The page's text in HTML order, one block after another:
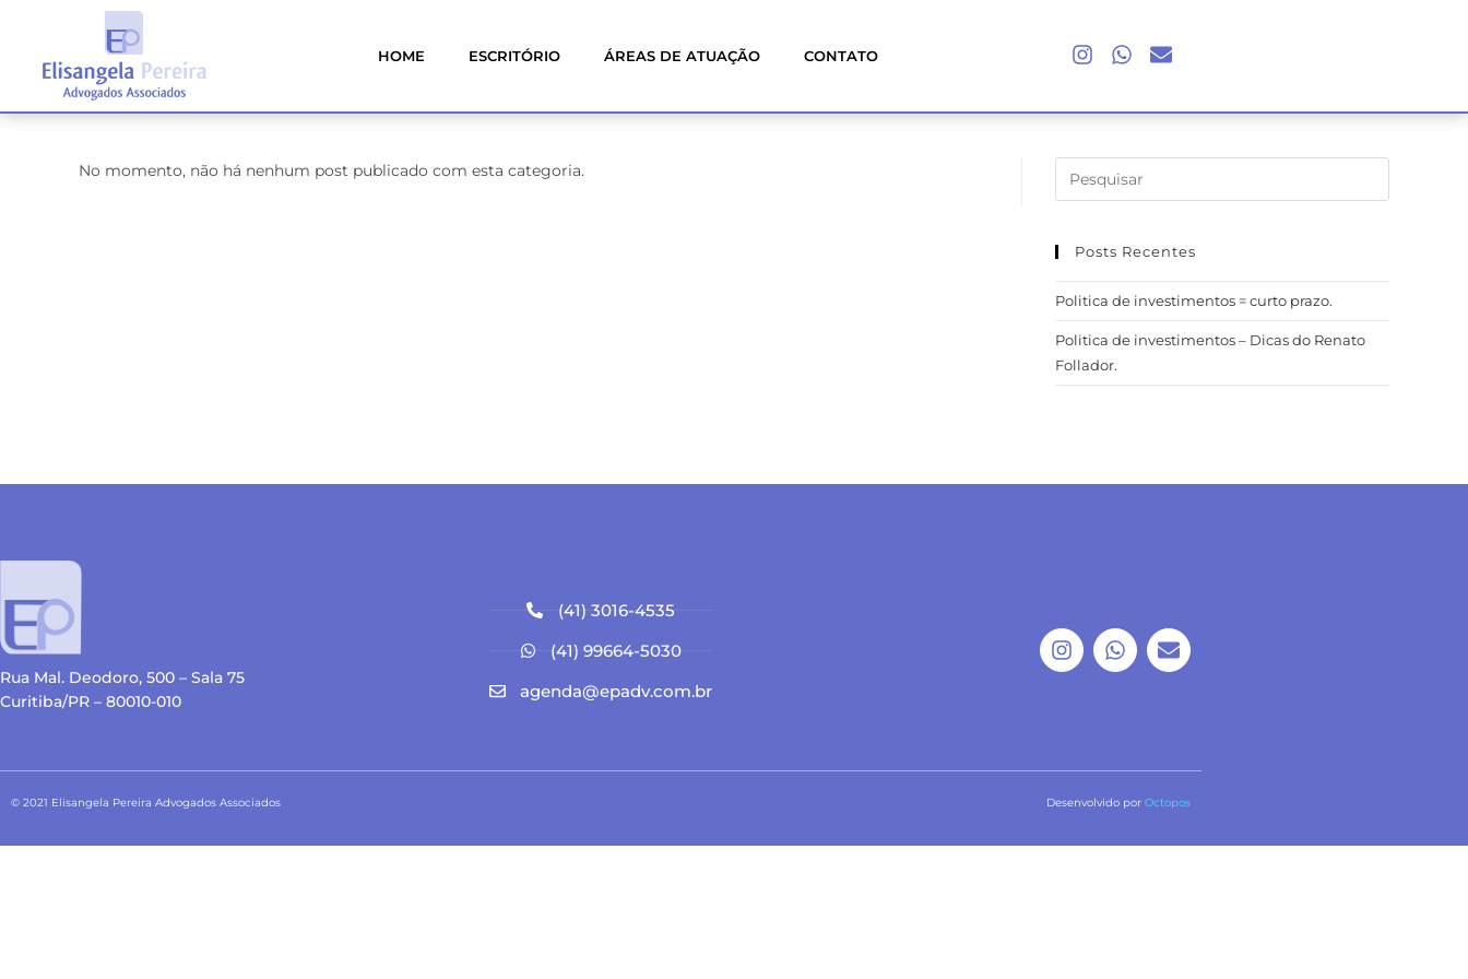
HOME ESCRITÓRIO ÁREAS DE ATUAÇÃO CONTATO
No momento, não há nenhum post publicado com esta categoria.
Posts Recentes
Politica de investimentos = curto prazo.
Politica de investimentos – Dicas do Renato
Follador.
Rua Mal. Deodoro, 500 – Sala 75
Curitiba/PR – 80010-010
(41) 3016-4535
(41) 99664-5030
agenda@epadv.com.br
© 2021 Elisangela Pereira Advogados Associados Desenvolvido por Octopos